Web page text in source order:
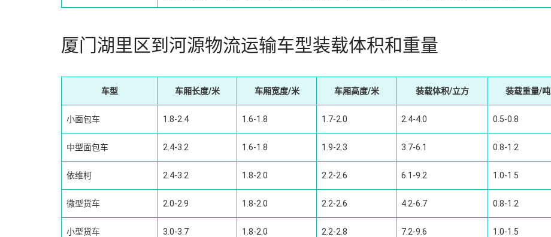
厦门湖里区到河源物流运输车型装载体积和重量
车型 车厢长度/米 车厢宽度/米 车厢高度/米 装载体积/立方 装载重量/吨
小面包车 1.8-2.4 1.6-1.8 1.7-2.0 2.4-4.0 0.5-0.8
中型面包车 2.4-3.2 1.6-1.8 1.9-2.3 3.7-6.1 0.8-1.2
依维柯 2.4-3.2 1.8-2.0 2.2-2.6 6.1-9.2 1.0-1.5
微型货车 2.0-2.9 1.8-2.0 2.2-2.6 4.2-6.7 0.8-1.2
小型货车 3.0-3.7 1.8-2.0 2.2-2.8 7.2-9.6 1.0-1.5